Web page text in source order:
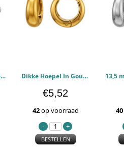
13 mm Bamboe - 316L chirurgisch roestvrij staal Oorbellen PCJW51290 Dikke Hoepel In Goudkleur - 316L chirurgisch roestvrij staal Oorbellen PCJW51289
€5,52
42op voorraad
BESTELLEN
40